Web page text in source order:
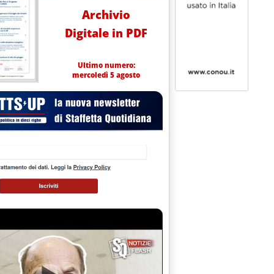
RAFFINERIE'
Archivio
Digitale in PDF
Ultimo numero:
mercoledì 5 agosto